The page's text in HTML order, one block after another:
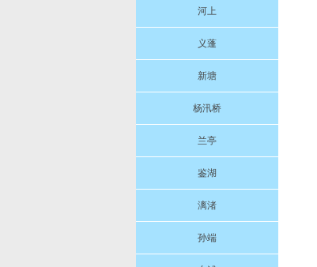
河上
义蓬
新塘
杨汛桥
兰亭
鉴湖
漓渚
孙端